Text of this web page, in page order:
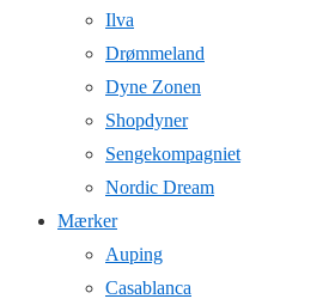
Ilva
Drømmeland
Dyne Zonen
Shopdyner
Sengekompagniet
Nordic Dream
Mærker
Auping
Casablanca